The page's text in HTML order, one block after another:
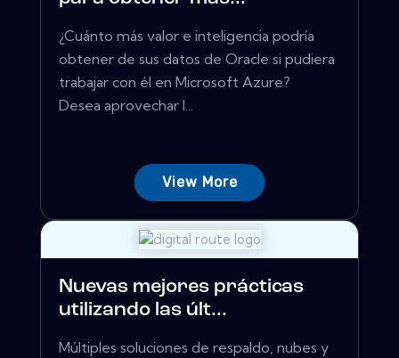
¿Cuánto más valor e inteligencia podría
obtener de sus datos de Oracle si pudiera
trabajar con él en Microsoft Azure?
Desea aprovechar l...
View More
Nuevas mejores prácticas
utilizando las últ...
Múltiples soluciones de respaldo, nubes y